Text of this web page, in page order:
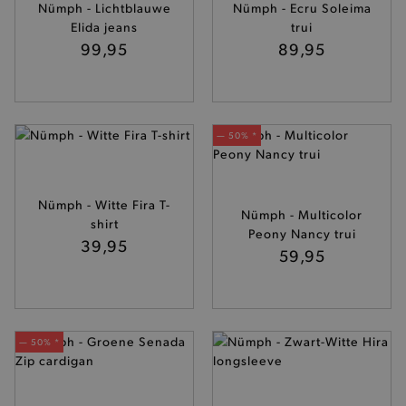
Nümph - Lichtblauwe
Elida jeans
99,95
Nümph - Ecru Soleima
trui
89,95
Nümph - Witte Fira T-
shirt
39,95
— 50% *
Nümph - Multicolor
Peony Nancy trui
59,95
— 50% *
niet jouw identiteit.
Naam
Provider
product-added-modal
.brooklyn.be
selected-val .brooklyn.be
Google Privacy Policy